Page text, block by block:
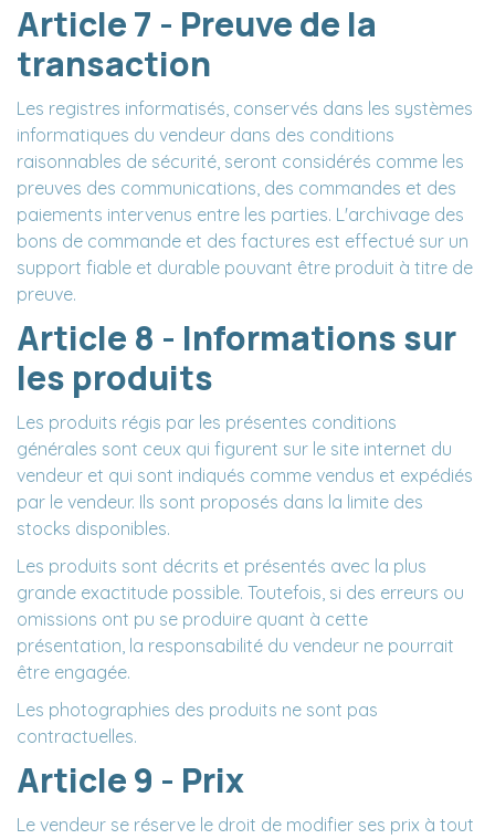
Article 7 - Preuve de la
transaction
Les registres informatisés, conservés dans les systèmes
informatiques du vendeur dans des conditions
raisonnables de sécurité, seront considérés comme les
preuves des communications, des commandes et des
paiements intervenus entre les parties. L'archivage des
bons de commande et des factures est effectué sur un
support fiable et durable pouvant être produit à titre de
preuve.
Article 8 - Informations sur
les produits
Les produits régis par les présentes conditions
générales sont ceux qui figurent sur le site internet du
vendeur et qui sont indiqués comme vendus et expédiés
par le vendeur. Ils sont proposés dans la limite des
stocks disponibles.
Les produits sont décrits et présentés avec la plus
grande exactitude possible. Toutefois, si des erreurs ou
omissions ont pu se produire quant à cette
présentation, la responsabilité du vendeur ne pourrait
être engagée.
Les photographies des produits ne sont pas
contractuelles.
Article 9 - Prix
Le vendeur se réserve le droit de modifier ses prix à tout